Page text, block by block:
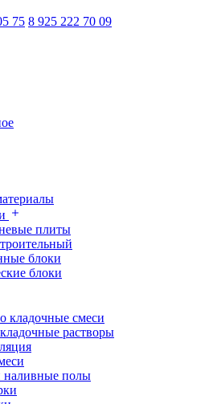
75 8 925 222 70 09
плиты
блоки
блоки
кладочные смеси
растворы
наливные полы